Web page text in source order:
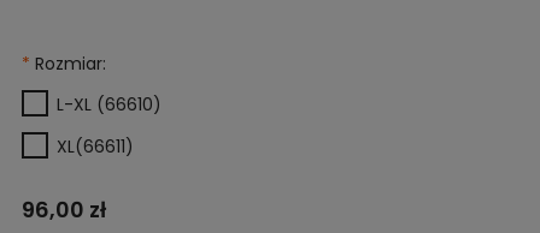
* Rozmiar:
L-XL (66610)
XL(66611)
96,00 zł